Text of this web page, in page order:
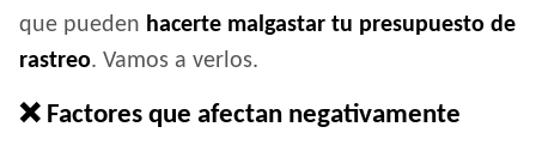
que pueden hacerte malgastar tu presupuesto de
rastreo. Vamos a verlos.
❌ Factores que afectan negativamente